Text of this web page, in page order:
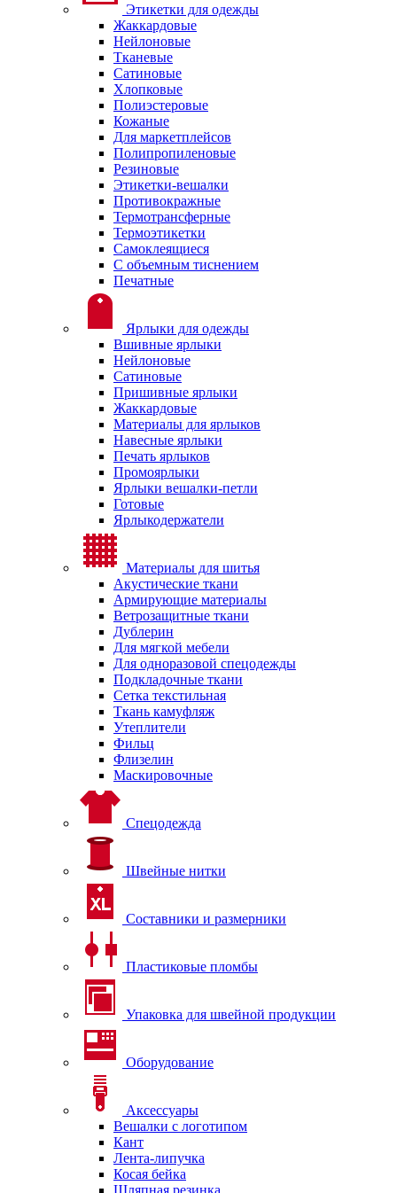
Этикетки для одежды
Жаккардовые
Нейлоновые
Тканевые
Сатиновые
Хлопковые
Полиэстеровые
Кожаные
Для маркетплейсов
Полипропиленовые
Резиновые
Этикетки-вешалки
Противокражные
Термотрансферные
Термоэтикетки
Самоклеящиеся
С объемным тиснением
Печатные
Ярлыки для одежды
Вшивные ярлыки
Нейлоновые
Сатиновые
Пришивные ярлыки
Жаккардовые
Материалы для ярлыков
Навесные ярлыки
Печать ярлыков
Промоярлыки
Ярлыки вешалки-петли
Готовые
Ярлыкодержатели
Материалы для шитья
Акустические ткани
Армирующие материалы
Ветрозащитные ткани
Дублерин
Для мягкой мебели
Для одноразовой спецодежды
Подкладочные ткани
Сетка текстильная
Ткань камуфляж
Утеплители
Фильц
Флизелин
Маскировочные
Спецодежда
Швейные нитки
Составники и размерники
Пластиковые пломбы
Упаковка для швейной продукции
Оборудование
Аксессуары
Вешалки с логотипом
Кант
Лента-липучка
Косая бейка
Шляпная резинка